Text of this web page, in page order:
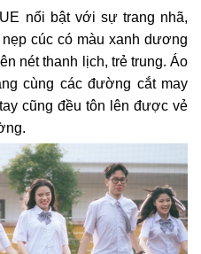
nổi bật với sự trang nhã,
cúc có màu xanh dương
nét thanh lịch, trẻ trung. Áo
cùng các đường cắt may
cũng đều tôn lên được vẻ